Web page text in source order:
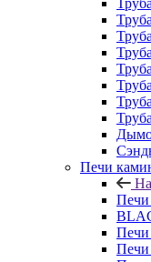
Печи
Печи
Печи